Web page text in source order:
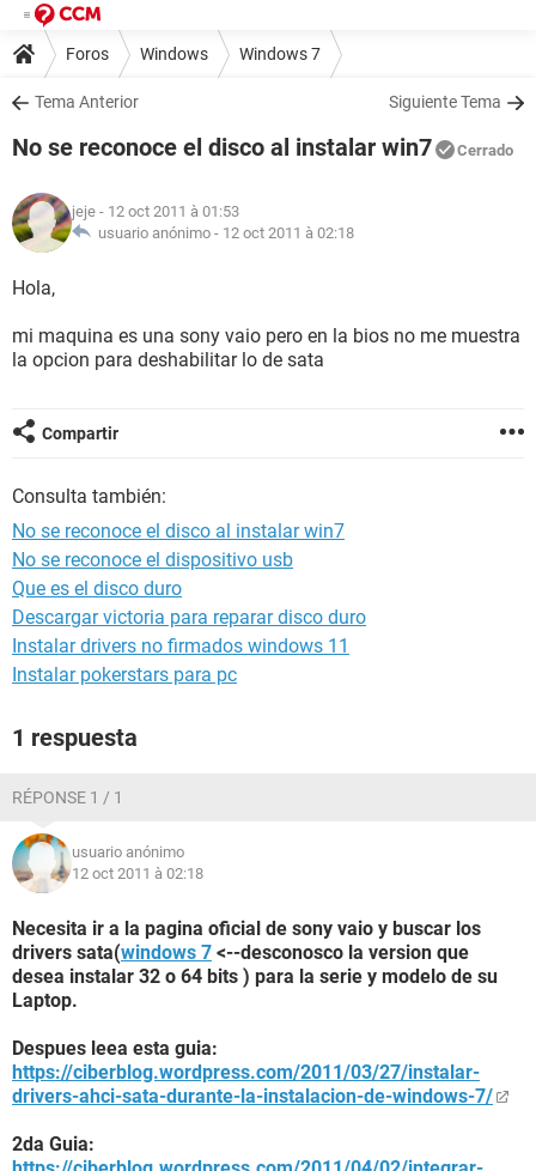
Foros Windows Windows 7
Tema Anterior Siguiente Tema
No se reconoce el disco al instalar win7 Cerrado
jeje - 12 oct 2011 à 01:53
usuario anónimo - 12 oct 2011 à 02:18
Hola,
mi maquina es una sony vaio pero en la bios no me muestra
la opcion para deshabilitar lo de sata
Compartir
Consulta también:
No se reconoce el disco al instalar win7
No se reconoce el dispositivo usb
Que es el disco duro
Descargar victoria para reparar disco duro
Instalar drivers no firmados windows 11
Instalar pokerstars para pc
1 respuesta
RÉPONSE 1 / 1
usuario anónimo
12 oct 2011 à 02:18
Necesita ir a la pagina oficial de sony vaio y buscar los
drivers sata(windows 7 <--desconosco la version que
desea instalar 32 o 64 bits ) para la serie y modelo de su
Laptop.
Despues leea esta guia:
https://ciberblog.wordpress.com/2011/03/27/instalar-
drivers-ahci-sata-durante-la-instalacion-de-windows-7/
2da Guia: